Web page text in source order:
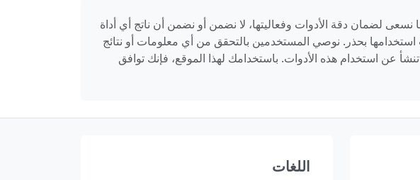
لضمان دقة الأدوات وفعاليتها، لا نضمن أو نضمن أن ناتج أي أداة
هي ويجب استخدامها بحذر. نوصي المستخدمين بالتحقق من أي معلومات أو نتائج
عن استخدام هذه الأدوات. باستخدامك لهذا الموقع، فإنك توافق
اللغات